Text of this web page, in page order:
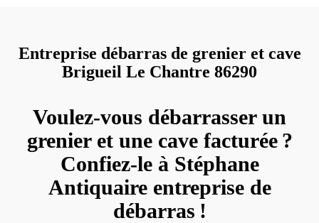
Entreprise débarras de grenier et cave
Brigueil Le Chantre 86290
Voulez-vous débarrasser un
grenier et une cave facturée ?
Confiez-le à Stéphane
Antiquaire entreprise de
débarras !